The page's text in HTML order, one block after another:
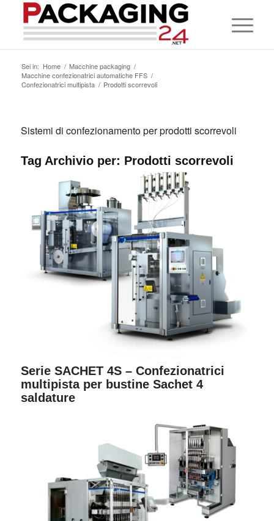
Sei in: Home / Macchine packaging /
Macchine confezionatrici automatiche FFS /
Confezionatrici multipista / Prodotti scorrevoli
Sistemi di confezionamento per prodotti scorrevoli
Tag Archivio per: Prodotti scorrevoli
Serie SACHET 4S – Confezionatrici
multipista per bustine Sachet 4
saldature